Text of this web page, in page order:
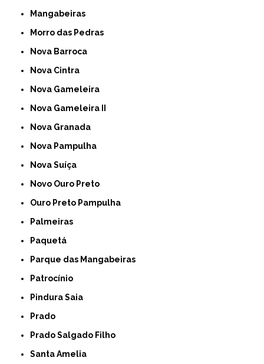
Mangabeiras
Morro das Pedras
Nova Barroca
Nova Cintra
Nova Gameleira
Nova Gameleira II
Nova Granada
Nova Pampulha
Nova Suíça
Novo Ouro Preto
Ouro Preto Pampulha
Palmeiras
Paquetá
Parque das Mangabeiras
Patrocínio
Pindura Saia
Prado
Prado Salgado Filho
Santa Amelia